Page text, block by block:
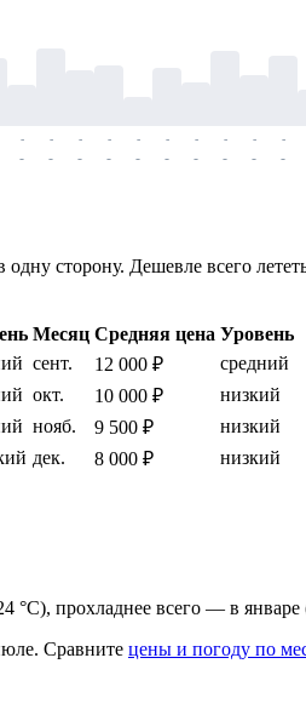
-
-
-
-
-
-
-
-
-
-
-
-
-
-
-
-
-
-
-
-
сторону. Дешевле всего
Месяц Средняя цена Уровень
сент. 12 000 ₽
средний
окт. 10 000 ₽
низкий
нояб. 9 500 ₽
низкий
дек. 8 000 ₽ низкий
°C), прохладнее всего — в
Сравните цены и погоду по